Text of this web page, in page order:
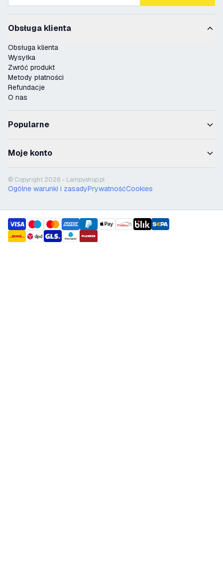
Obsługa klienta
Obsługa klienta
Wysyłka
Zwróć produkt
Metody płatności
Refundacje
O nas
Popularne
Moje konto
© Copyright 2026 - Lampyshop.pl
Ogólne warunki i zasadyPrywatnośćCookies
payment methods
shipment methods